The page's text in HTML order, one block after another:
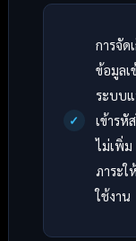
การจัด
ข้อมูลเ
ระบบ
เข้ารหั
ไม่เพิ่ม
ภาระใ
ใช้งาน